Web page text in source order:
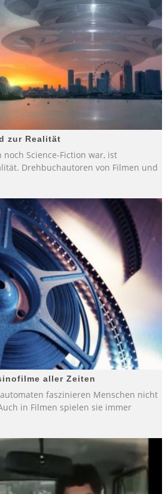
zur Realität
noch Science-Fiction war, ist
Drehbuchautoren von Filmen und
aller Zeiten
faszinieren Menschen nicht
in Filmen spielen sie immer